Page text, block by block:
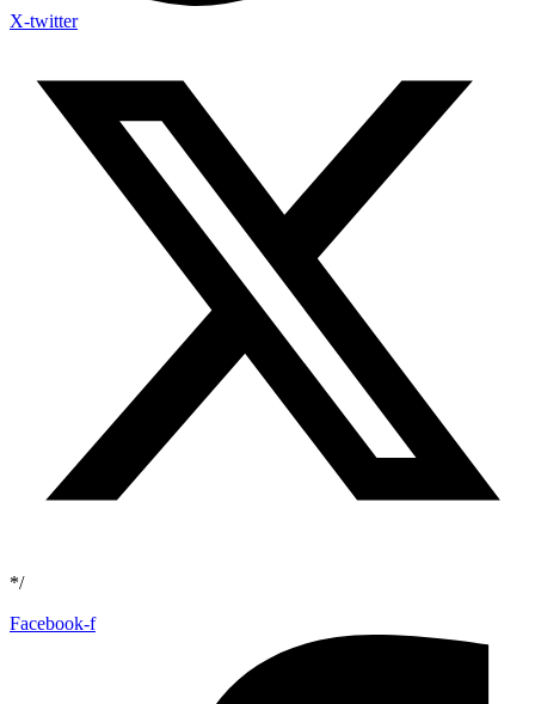
X-twitter
*/
Facebook-f